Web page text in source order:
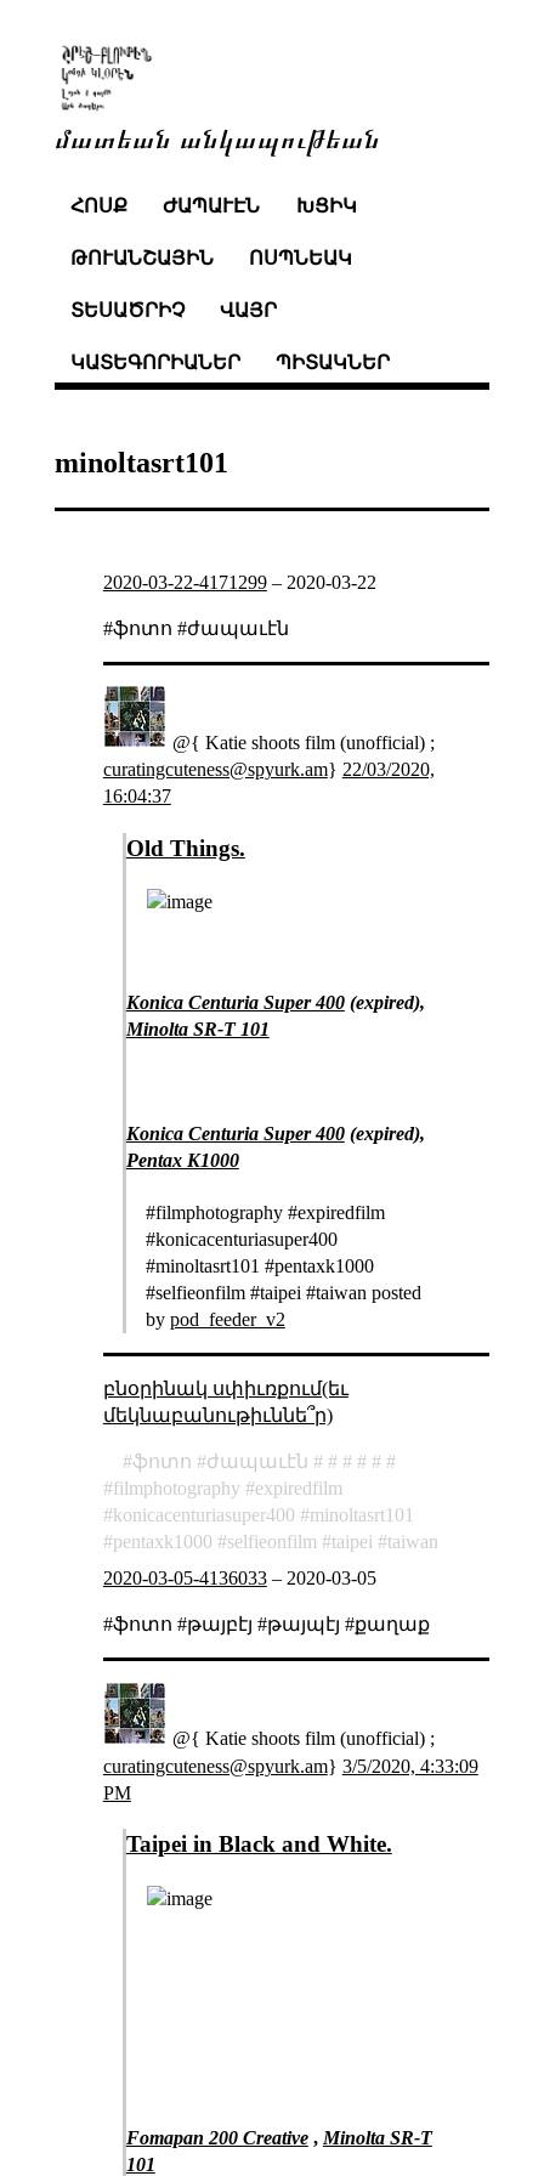
մատեան անկապութեան
ՀՈՍՔ ԺԱՊԱՒԷՆ ԽՑԻԿ
ԹՈՒԱՆՇԱՅԻՆ ՈՍՊՆԵԱԿ
ՏԵՍԱԾՐԻՉ ՎԱՅՐ
ԿԱՏԵԳՈՐԻԱՆԵՐ ՊԻՏԱԿՆԵՐ
minoltasrt101
2020-03-22-4171299– 2020-03-22
#ֆոտո #ժապաւէն
@{ Katie shoots film (unofficial) ;
curatingcuteness@spyurk.am} 22/03/2020,
16:04:37
Old Things.
Konica Centuria Super 400(expired),
Minolta SR-T 101
Konica Centuria Super 400(expired),
Pentax K1000
#filmphotography #expiredfilm
#konicacenturiasuper400
#minoltasrt101 #pentaxk1000
#selfieonfilm #taipei #taiwan posted
by pod_feeder_v2
բնօրինակ սփիւռքում(եւ
մեկնաբանութիւննե՞ր)
ֆոտո
ժապաւէն
filmphotography
expiredfilm
konicacenturiasuper400
minoltasrt101
pentaxk1000
selfieonfilm taipei
taiwan
2020-03-05-4136033– 2020-03-05
#ֆոտո #թայբէյ #թայպէյ #քաղաք
@{ Katie shoots film (unofficial) ;
curatingcuteness@spyurk.am} 3/5/2020, 4:33:09
PM
Taipei in Black and White.
Fomapan 200 Creative, Minolta SR-T
101